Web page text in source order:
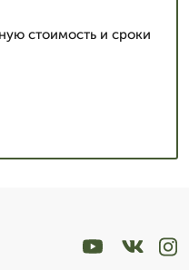
стоимость и сроки